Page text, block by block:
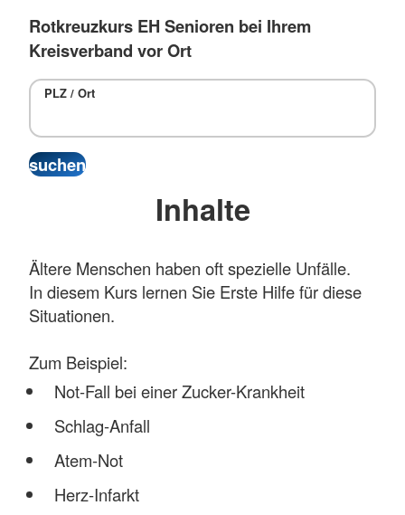
Rotkreuzkurs EH Senioren bei Ihrem
Kreisverband vor Ort
PLZ / Ort
Inhalte
Ältere Menschen haben oft spezielle Unfälle.
In diesem Kurs lernen Sie Erste Hilfe für diese
Situationen.
Zum Beispiel:
Not-Fall bei einer Zucker-Krankheit
Schlag-Anfall
Atem-Not
Herz-Infarkt